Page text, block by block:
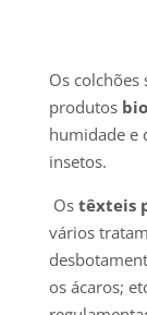
Os
produtos
humidade e
insetos.
Os têxteis
vários
os ácaros;